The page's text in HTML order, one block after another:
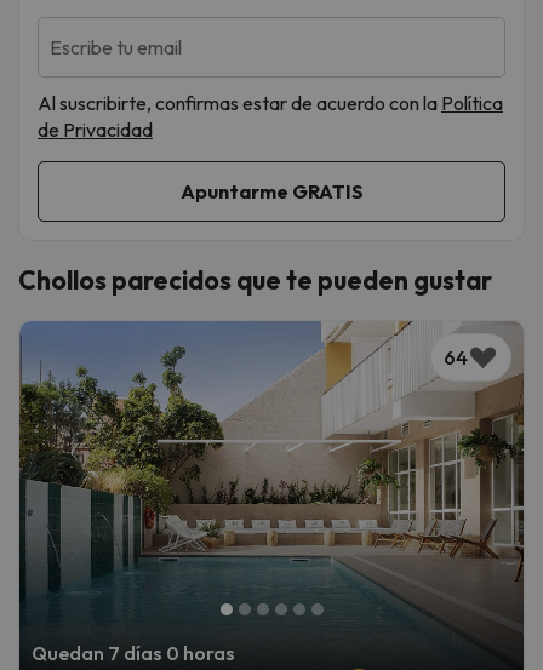
Escribe tu email
Al suscribirte, confirmas estar de acuerdo con la Política
de Privacidad
Chollos parecidos que te pueden gustar
Quedan 7 días 0 horas
64